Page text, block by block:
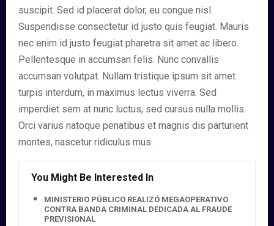
suscipit. Sed id placerat dolor, eu congue nisl.
Suspendisse consectetur id justo quis feugiat. Mauris
nec enim id justo feugiat pharetra sit amet ac libero.
Pellentesque in accumsan felis. Nunc convallis
accumsan volutpat. Nullam tristique ipsum sit amet
turpis interdum, in maximus lectus viverra. Sed
imperdiet sem at nunc luctus, sed cursus nulla mollis.
Orci varius natoque penatibus et magnis dis parturient
montes, nascetur ridiculus mus.
You Might Be Interested In
MINISTERIO PÚBLICO REALIZÓ MEGAOPERATIVO
CONTRA BANDA CRIMINAL DEDICADA AL FRAUDE
PREVISIONAL